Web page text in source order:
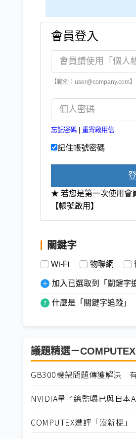
會員登入
【範例：user@company.com】
忘記密碼 重寄啟用信
記住帳號密碼
★ 若您是第一次使用會
【帳號啟用】
關鍵字
Wi-Fi 物聯網
加入已選取到「關鍵字
什麼是「關鍵字追蹤」
議題精選－
GB300機架問題傳獲解決
NVIDIA量子總監曝已與日
COMPUTEX遭評「沒新梗